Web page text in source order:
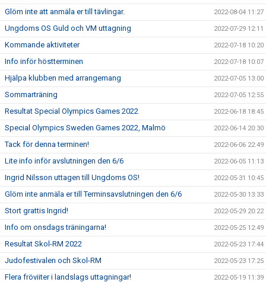
Glöm inte att anmäla er till tävlingar. 2022-08-04 11:27
Ungdoms OS Guld och VM uttagning 2022-07-29 12:11
Kommande aktiviteter 2022-07-18 10:20
Info inför höstterminen 2022-07-18 10:07
Hjälpa klubben med arrangemang 2022-07-05 13:00
Sommarträning 2022-07-05 12:55
Resultat Special Olympics Games 2022 2022-06-18 18:45
Special Olympics Sweden Games 2022, Malmö 2022-06-14 20:30
Tack för denna terminen! 2022-06-06 22:49
Lite info inför avslutningen den 6/6 2022-06-05 11:13
Ingrid Nilsson uttagen till Ungdoms OS! 2022-05-31 10:45
Glöm inte anmäla er till Terminsavslutningen den 6/6 2022-05-30 13:33
Stort grattis Ingrid! 2022-05-29 20:22
Info om onsdags träningarna! 2022-05-25 12:49
Resultat Skol-RM 2022 2022-05-23 17:44
Judofestivalen och Skol-RM 2022-05-23 17:25
Flera fröviiter i landslags uttagningar! 2022-05-19 11:39